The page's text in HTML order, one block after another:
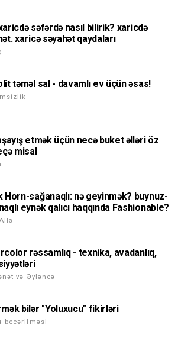
səfərdə nasıl bilirik? xaricdə
xaricə səyahət qaydaları
təməl sal - davamlı ev üçün əsas!
etmək üçün necə buket əlləri öz
misal
Horn-sağanaqlı: nə geyinmək? buynuz-
eynək qalıcı haqqında Fashionable?
rəssamlıq - texnika, avadanlıq,
və Əyləncə
bilər "Yoluxucu" fikirləri
becərilməsi